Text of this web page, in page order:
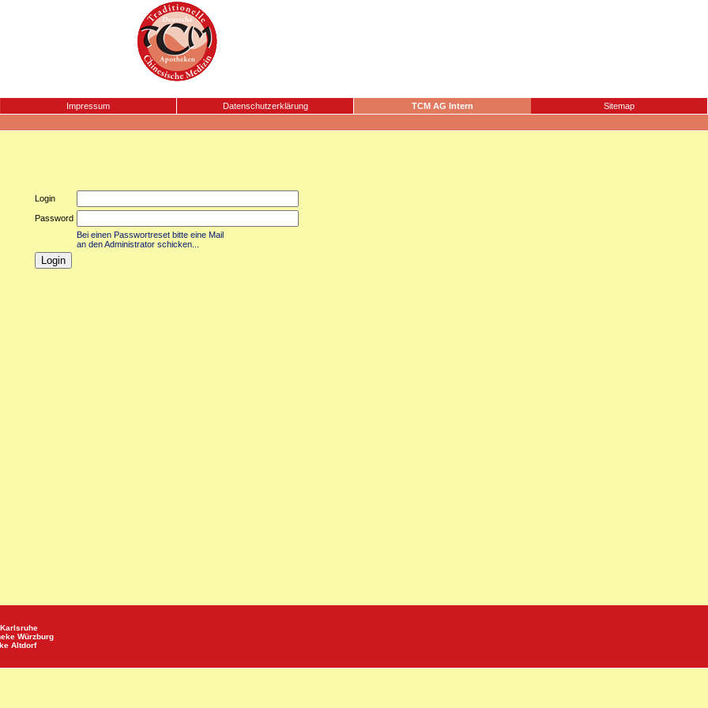
Impressum Datenschutzerklärung TCM AG Intern
Sitemap
Login
Password
Bei einen Passwortreset bitte eine Mail
an den Administrator schicken...
Karlsruhe
Würzburg
Altdorf